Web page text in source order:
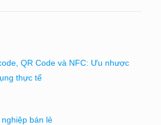
QR Code và NFC: Ưu nhược
thực tế
bán lẻ